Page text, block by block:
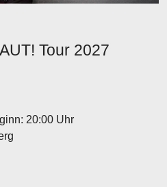
Tour 2027
20:00 Uhr